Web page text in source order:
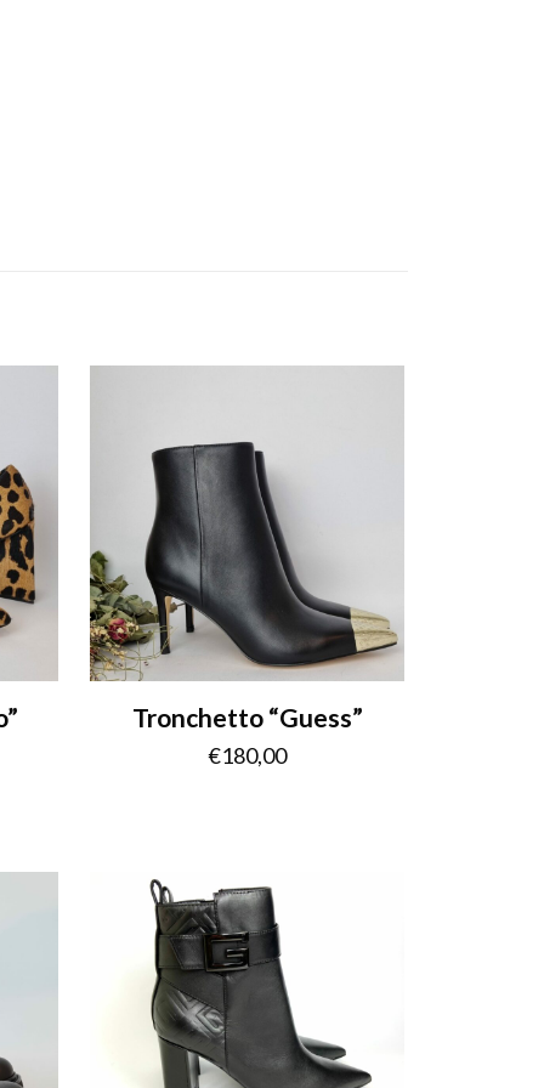
Tronchetto “Guess”
€180,00